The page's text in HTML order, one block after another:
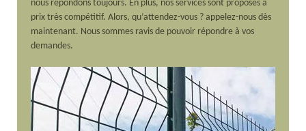
nous répondons toujours. En plus, nos services sont proposés à
prix très compétitif. Alors, qu’attendez-vous ? appelez-nous dès
maintenant. Nous sommes ravis de pouvoir répondre à vos
demandes.